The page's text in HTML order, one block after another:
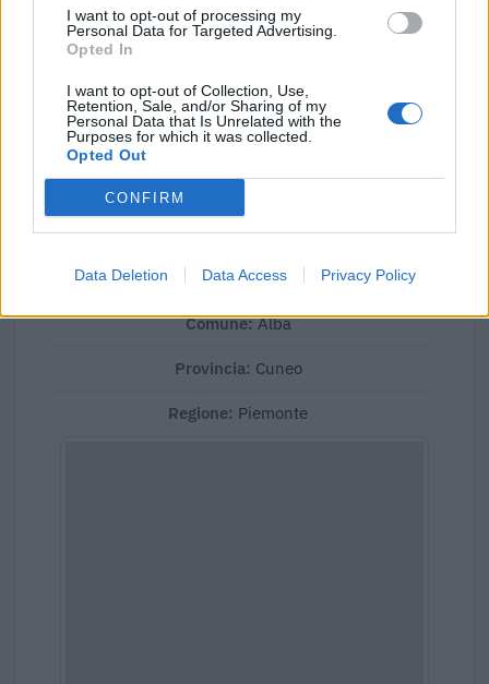
I want to opt-out of processing my
Personal Data for Targeted Advertising.
Opted In
I want to opt-out of Collection, Use,
Retention, Sale, and/or Sharing of my
Personal Data that Is Unrelated with the
Purposes for which it was collected.
Opted Out
CONFIRM
Data Deletion Data Access Privacy Policy
settore in Italia (1.219.532 euro), calcolata su 3.792
imprese.
Elaborazione sui bilanci depositati (Registro Imprese). Mediana per
divisione ATECO a livello nazionale.
Dove si trova
Indirizzo: Salita Gino Rocca 3, 12051
Comune:Alba
Provincia: Cuneo
Regione: Piemonte